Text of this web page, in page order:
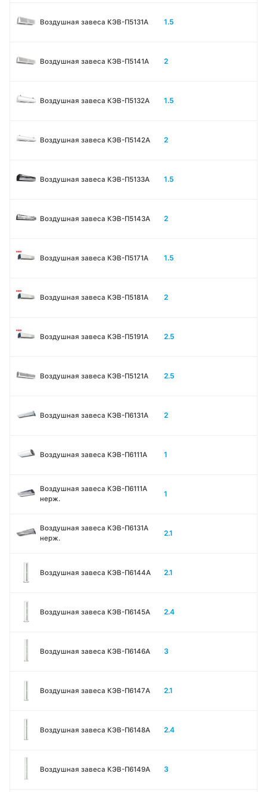
Воздушная завеса КЭВ-П5131А 1.5
Воздушная завеса КЭВ-П5141А 2
Воздушная завеса КЭВ-П5132А 1.5
Воздушная завеса КЭВ-П5142А 2
Воздушная завеса КЭВ-П5133A 1.5
Воздушная завеса КЭВ-П5143A 2
Воздушная завеса КЭВ-П5171А 1.5
Воздушная завеса КЭВ-П5181А 2
Воздушная завеса КЭВ-П5191А 2.5
Воздушная завеса КЭВ-П5121А 2.5
Воздушная завеса КЭВ-П6131A 2
Воздушная завеса КЭВ-П6111A 1
Воздушная завеса КЭВ-П6111A
нерж.
1
Воздушная завеса КЭВ-П6131A
нерж.
2.1
Воздушная завеса КЭВ-П6144A 2.1
Воздушная завеса КЭВ-П6145A 2.4
Воздушная завеса КЭВ-П6146A 3
Воздушная завеса КЭВ-П6147A 2.1
Воздушная завеса КЭВ-П6148A 2.4
Воздушная завеса КЭВ-П6149A 3